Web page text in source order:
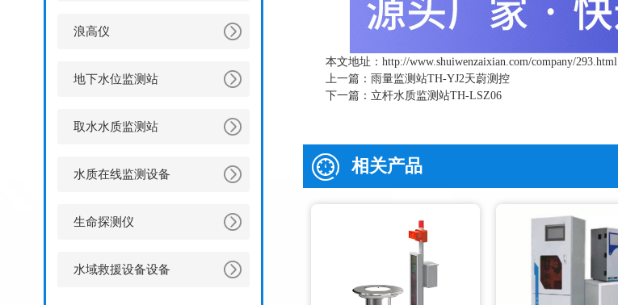
浪高仪
地下水位监测站
取水水质监测站
水质在线监测设备
生命探测仪
水域救援设备设备
本文地址： http://www.shuiwenzaixian.com/company/293.html
上一篇： 雨量监测站TH-YJ2天蔚测控
下一篇： 立杆水质监测站TH-LSZ06
相关产品